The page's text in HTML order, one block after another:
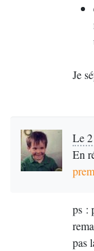
Je
Le
En
ps :
pas